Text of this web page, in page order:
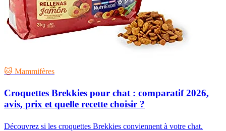
🐱 Mammifères
Croquettes Brekkies pour chat : comparatif 2026,
avis, prix et quelle recette choisir ?
Découvrez si les croquettes Brekkies conviennent à votre chat.